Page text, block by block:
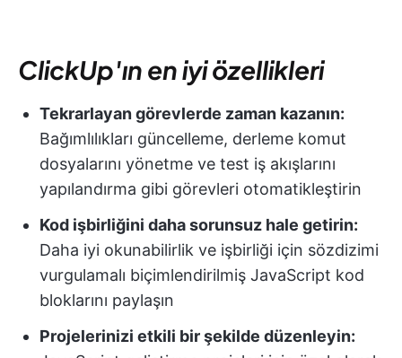
ClickUp'ın en iyi özellikleri
Tekrarlayan görevlerde zaman kazanın:
Bağımlılıkları güncelleme, derleme komut
dosyalarını yönetme ve test iş akışlarını
yapılandırma gibi görevleri otomatikleştirin
Kod işbirliğini daha sorunsuz hale getirin:
Daha iyi okunabilirlik ve işbirliği için sözdizimi
vurgulamalı biçimlendirilmiş JavaScript kod
bloklarını paylaşın
Projelerinizi etkili bir şekilde düzenleyin: